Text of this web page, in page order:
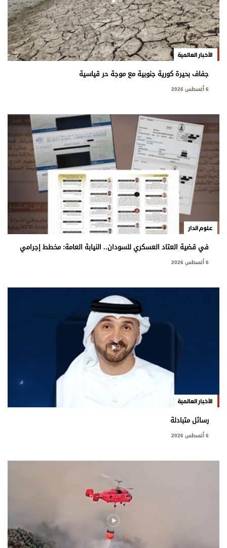
الأخبار العالمية
جفاف بحيرة كورية جنوبية مع موجة حر قياسية
6 أغسطس 2026
علوم الدار
في قضية العتاد العسكري للسودان.. النيابة العامة: مخطط إجرامي
استهدف المساس بسيادة الدولة6 أغسطس 2026
الأخبار العالمية
رسائل متبادلة
6 أغسطس 2026